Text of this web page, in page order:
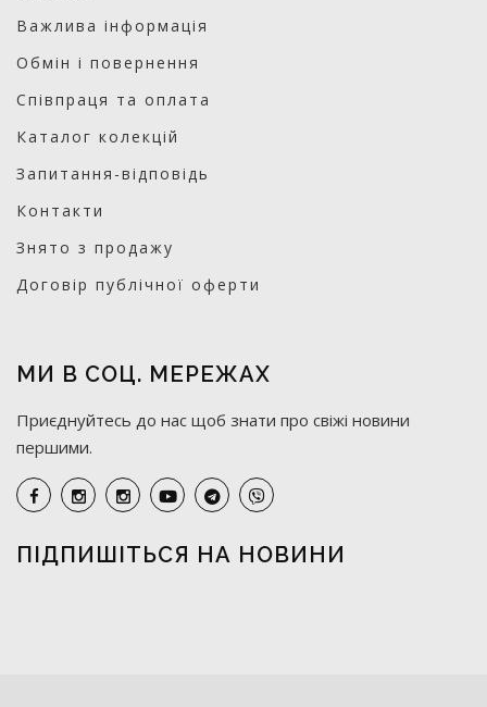
Важлива інформація
Обмін і повернення
Співпраця та оплата
Каталог колекцій
Запитання-відповідь
Контакти
Знято з продажу
Договір публічної оферти
МИ В СОЦ. МЕРЕЖАХ
Приєднуйтесь до нас щоб знати про свіжі новини
першими.
ПІДПИШІТЬСЯ НА НОВИНИ